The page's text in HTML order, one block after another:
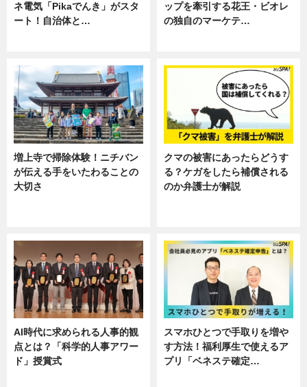
ネ電気「Pikaでんき」がスタ
ート！自治体と…
ップを牽引する花王・ビオレ
の独自のマーケテ…
増上寺で掃除体験！ニチバン
が伝える手をいたわることの
大切さ
クマの被害にあったらどうす
る？ケガをしたら補償される
のか弁護士が解説
AI時代に求められる人事的観
点とは？「科学的人事アワー
ド」授賞式
スマホひとつで手取りを増や
す方法！福利厚生で使えるア
プリ「ベネステ確定…